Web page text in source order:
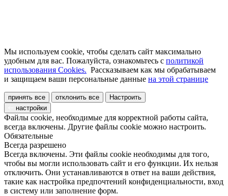
Мы используем cookie, чтобы сделать сайт максимально
удобным для вас. Пожалуйста, ознакомьтесь с политикой
использования Cookies. Рассказываем как мы обрабатываем
и защищаем ваши персональные данные на этой странице
принять все отклонить все
Настроить
настройки
Файлы cookie, необходимые для корректной работы сайта,
всегда включены. Другие файлы cookie можно настроить.
Обязательные
Всегда разрешено
Всегда включены. Эти файлы cookie необходимы для того,
чтобы вы могли использовать сайт и его функции. Их нельзя
отключить. Они устанавливаются в ответ на ваши действия,
такие как настройка предпочтений конфиденциальности, вход
в систему или заполнение форм.